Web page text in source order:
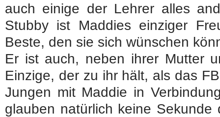
auch einige der Lehrer alles
Stubby ist Maddies einziger
Beste, den sie sich wünschen
Er ist auch, neben ihrer Mutter
Einzige, der zu ihr hält, als das
Jungen mit Maddie in
glauben natürlich keine Sekunde